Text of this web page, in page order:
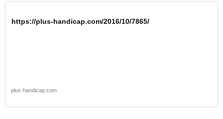
https://plus-handicap.com/2016/10/7865/
plus-handicap.com